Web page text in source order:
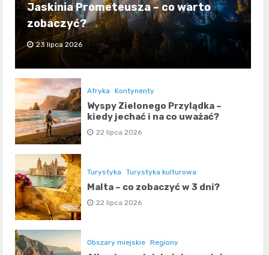
Jaskinia Prometeusza – co warto
zobaczyć?
23 lipca 2026
Afryka Kontynenty
Wyspy Zielonego Przylądka –
kiedy jechać i na co uważać?
22 lipca 2026
Turystyka Turystyka kulturowa
Malta – co zobaczyć w 3 dni?
22 lipca 2026
Obszary miejskie Regiony